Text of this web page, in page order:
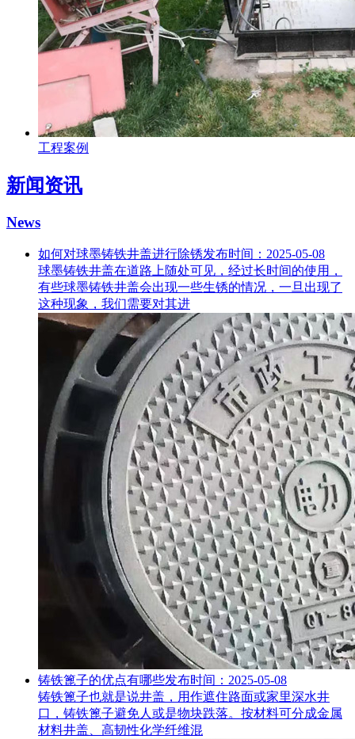
工程案例
新闻资讯
News
如何对球墨铸铁井盖进行除锈发布时间：2025-05-08
球墨铸铁井盖在道路上随处可见，经过长时间的使用，
有些球墨铸铁井盖会出现一些生锈的情况，一旦出现了
这种现象，我们需要对其进
铸铁篦子的优点有哪些发布时间：2025-05-08
铸铁篦子也就是说井盖，用作遮住路面或家里深水井
口，铸铁篦子避免人或是物块跌落。按材料可分成金属
材料井盖、高韧性化学纤维混